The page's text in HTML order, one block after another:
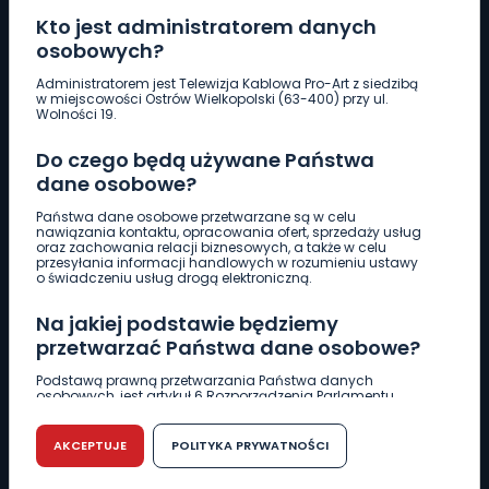
Kto jest administratorem danych
osobowych?
Administratorem jest Telewizja Kablowa Pro-Art z siedzibą
w miejscowości Ostrów Wielkopolski (63-400) przy ul.
Wolności 19.
Do czego będą używane Państwa
dane osobowe?
Państwa dane osobowe przetwarzane są w celu
nawiązania kontaktu, opracowania ofert, sprzedaży usług
oraz zachowania relacji biznesowych, a także w celu
przesyłania informacji handlowych w rozumieniu ustawy
o świadczeniu usług drogą elektroniczną.
Na jakiej podstawie będziemy
przetwarzać Państwa dane osobowe?
Podstawą prawną przetwarzania Państwa danych
osobowych, jest artykuł 6 Rozporządzenia Parlamentu
r. w sprawie ochrony osób fizycznych w związku z
przetwarzaniem danych osobowych w sprawie
swobodnego przepływu takich danych oraz uchylenia
dyrektywy 95/46/WE (RODO).
AKCEPTUJE POLITYKA PRYWATNOŚCI
Pobierz logotyp
661 997 997
REDAKCJA
62 735 22 22redakcja@wlkp24.info
DZIAŁ REKLAMY
62 735 01 85 reklama@wlkp24.info
WIADOMOŚCI
CIEKAWOSTKI